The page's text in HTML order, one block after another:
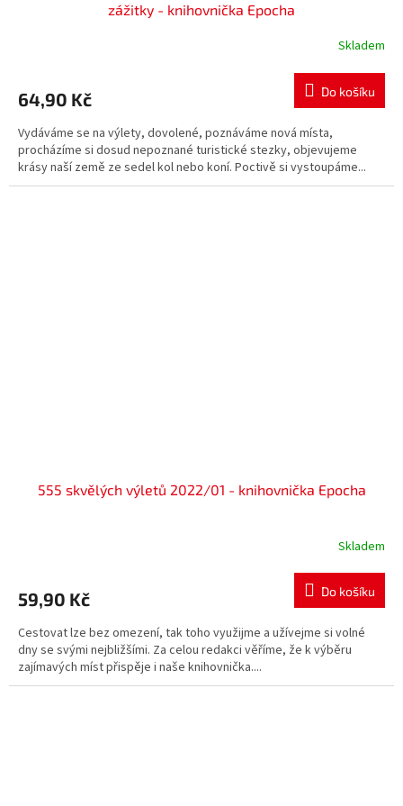
zážitky - knihovnička Epocha
Skladem
64,90 Kč Do košíku
Vydáváme se na výlety, dovolené, poznáváme nová místa,
procházíme si dosud nepoznané turistické stezky, objevujeme
krásy naší země ze sedel kol nebo koní. Poctivě si vystoupáme...
555 skvělých výletů 2022/01 - knihovnička Epocha
Skladem
59,90 Kč Do košíku
Cestovat lze bez omezení, tak toho využijme a užívejme si volné
dny se svými nejbližšími. Za celou redakci věříme, že k výběru
zajímavých míst přispěje i naše knihovnička....